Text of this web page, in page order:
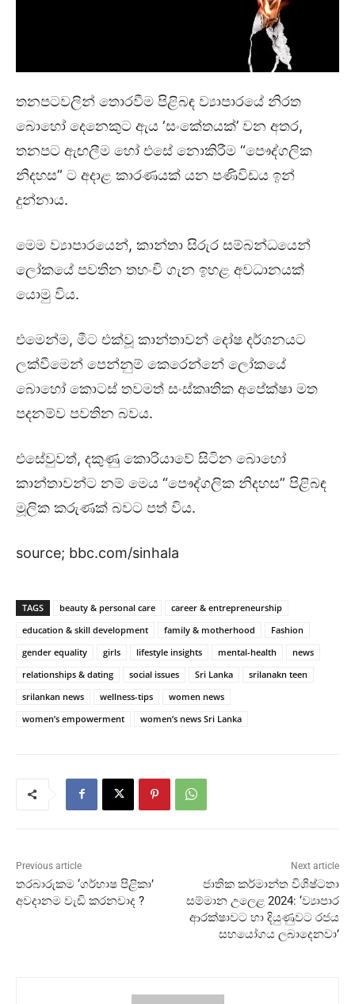
තනපටවලින් තොරවීම පිළිබඳ ව්‍යාපාරයේ නිරත
බොහෝ දෙනෙකුට ඇය ‘සංකේතයක්’ වන අතර,
තනපට ඇඟලීම හෝ එසේ නොකිරීම “පෞද්ගලික
නිදහස” ට අදාළ කාරණයක් යන පණිවිඩය ඉන්
දුන්නාය.
මෙම ව්‍යාපාරයෙන්, කාන්තා සිරුර සම්බන්ධයෙන්
ලෝකයේ පවතින තහංචි ගැන ඉහළ අවධානයක්
යොමු විය.
එමෙන්ම, මීට එක්වූ කාන්තාවන් දෝෂ දර්ශනයට
ලක්වීමෙන් පෙන්නුම් කෙරෙන්නේ ලෝකයේ
බොහෝ කොටස් තවමත් සංස්කෘතික අපේක්ෂා මත
පදනම්ව පවතින බවය.
එසේවුවත්, දකුණු කොරියාවේ සිටින බොහෝ
කාන්තාවන්ට නම් මෙය “පෞද්ගලික නිදහස” පිළිබඳ
මූලික කරුණක් බවට පත් විය.
source; bbc.com/sinhala
TAGS beauty & personal care
career & entrepreneurship
education & skill development
family & motherhood
Fashion
gender equality
girls lifestyle insights mental-health
news
relationships & dating
social issues Sri Lanka
srilanakn teen
srilankan news
wellness-tips
women news
women’s empowerment
women’s news Sri Lanka
Previous article
තරබාරුකම ‘ගර්භාෂ පිළිකා’
අවදානම වැඩි කරනවාද ?
Next article
ජාතික කර්මාන්ත විශිෂ්ටතා
සම්මාන උලෙළ 2024: ‘ව්‍යාපාර
ආරක්ෂාවට හා දියුණුවට රජය
සහයෝගය ලබාදෙනවා’